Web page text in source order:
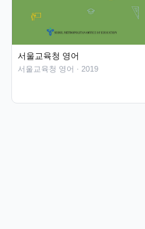
서울교육청 영어
서울교육청 영어 · 2019